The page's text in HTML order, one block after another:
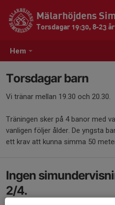
Hem
Mälarhöjdens
Torsdagar 19:30, 8-23
Torsdagar barn
Vi tränar mellan 19.30 och 20.30.
Träningen sker på 4 banor med
vanligen följer ålder. De yngsta
ett krav att kunna simma 50
Ingen
2/4.